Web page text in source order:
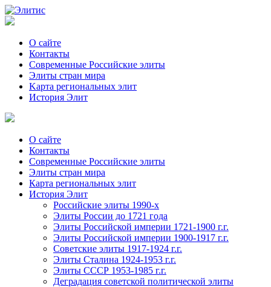
О сайте
Контакты
Современные Российские элиты
Элиты стран мира
Kартa региональных элит
История Элит
О сайте
Контакты
Современные Российские элиты
Элиты стран мира
Картa региональных элит
История Элит
Российские элиты 1990-х
Элиты России до 1721 года
Элиты Российской империи 1721-1900 г.г.
Элиты Российской империи 1900-1917 г.г.
Советские элиты 1917-1924 г.г.
Элиты Сталина 1924-1953 г.г.
Элиты СССР 1953-1985 г.г.
Деградация советской политической элиты